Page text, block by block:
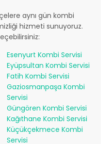
aynı gün kombi
hizmeti sunuyoruz.
Esenyurt Kombi Servisi
Eyüpsultan Kombi Servisi
Fatih Kombi Servisi
Gaziosmanpaşa Kombi
Servisi
Güngören Kombi Servisi
Kağıthane Kombi Servisi
Küçükçekmece Kombi
Servisi